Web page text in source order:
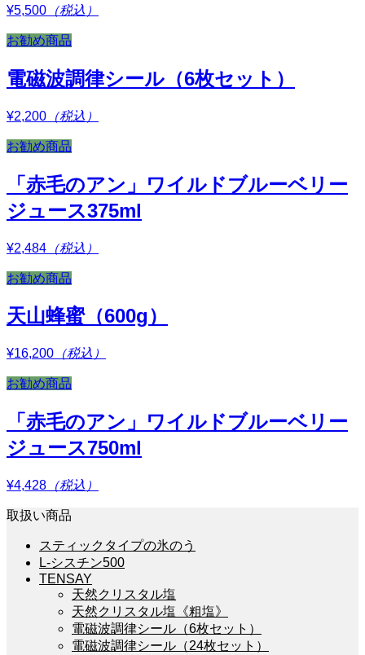
¥5,500 （税込）
お勧め商品
電磁波調律シール（6枚セット）
¥2,200 （税込）
お勧め商品
「赤毛のアン」ワイルドブルーベリー
ジュース375ml
¥2,484 （税込）
お勧め商品
天山蜂蜜（600g）
¥16,200 （税込）
お勧め商品
「赤毛のアン」ワイルドブルーベリー
ジュース750ml
¥4,428 （税込）
取扱い商品
スティックタイプの氷のう
L-シスチン500
TENSAY
天然クリスタル塩
天然クリスタル塩《粗塩》
電磁波調律シール（6枚セット）
電磁波調律シール（24枚セット）